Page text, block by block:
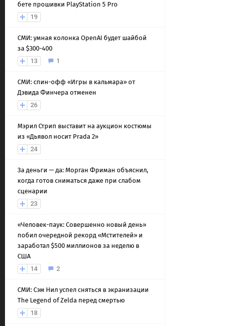
бете прошивки PlayStation 5 Pro
19
СМИ: умная колонка OpenAI будет шайбой
за $300-400
13
1
СМИ: спин-офф «Игры в кальмара» от
Дэвида Финчера отменен
26
Мэрил Стрип выставит на аукцион костюмы
из «Дьявол носит Prada 2»
24
За деньги — да: Морган Фриман объяснил,
когда готов сниматься даже при слабом
сценарии
23
«Человек-паук: Совершенно новый день»
побил очередной рекорд «Мстителей» и
заработал $500 миллионов за неделю в
США
14
2
СМИ: Сэм Нил успел сняться в экранизации
The Legend of Zelda перед смертью
18